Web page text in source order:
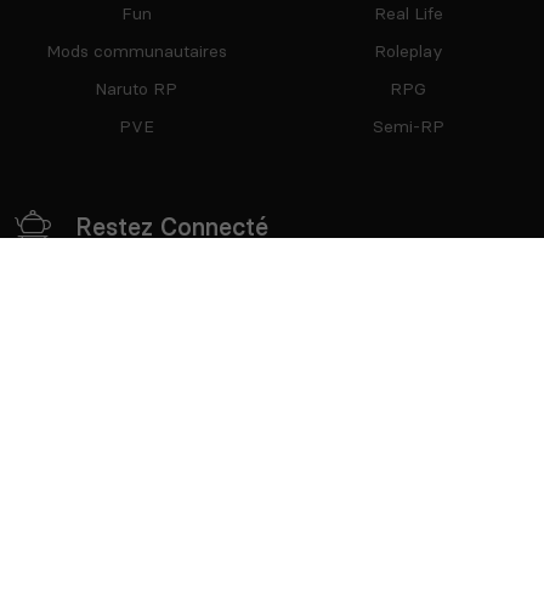
Fun
Mods communautaires
Naruto RP
PVE
Real Life
Roleplay
RPG
Semi-RP
Restez Connecté